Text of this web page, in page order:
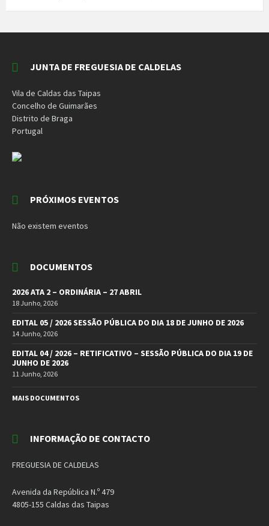
JUNTA DE FREGUESIA DE CALDELAS
Vila de Caldas das Taipas
Concelho de Guimarães
Distrito de Braga
Portugal
PRÓXIMOS EVENTOS
Não existem eventos
DOCUMENTOS
2026 ATA 2 – ORDINÁRIA – 27 ABRIL
18 Junho, 2026
EDITAL 05 / 2026 SESSÃO PÚBLICA DO DIA 18 DE JUNHO DE 2026
14 Junho, 2026
EDITAL 04 / 2026 – RETIFICATIVO – SESSÃO PÚBLICA DO DIA 19 DE
JUNHO DE 2026
11 Junho, 2026
MAIS DOCUMENTOS
INFORMAÇÃO DE CONTACTO
FREGUESIA DE CALDELAS
Avenida da República N.º 479
4805-155 Caldas das Taipas